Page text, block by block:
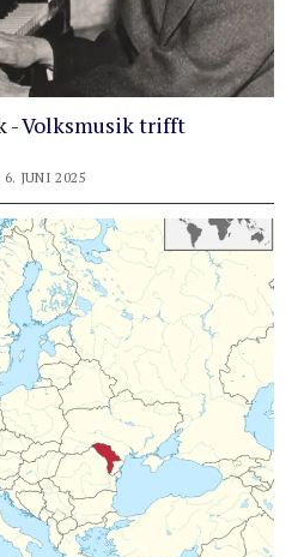
-Volksmusik trifft
JUNI 2025